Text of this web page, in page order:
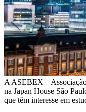
A ASEBEX –
na Japan House São
que têm interesse em